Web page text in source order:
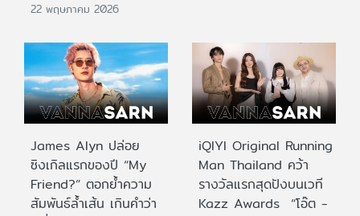
22 พฤษภาคม 2026
James Alyn ปล่อย
ซิงเกิลแรกของปี “My
Friend?” ตอกย้ำความ
สัมพันธ์ล้ำเส้น เกินคำว่า
iQIYI Original Running
Man Thailand คว้า
รางวัลแรกสุดปังบนเวที
Kazz Awards “โอ๊ต -